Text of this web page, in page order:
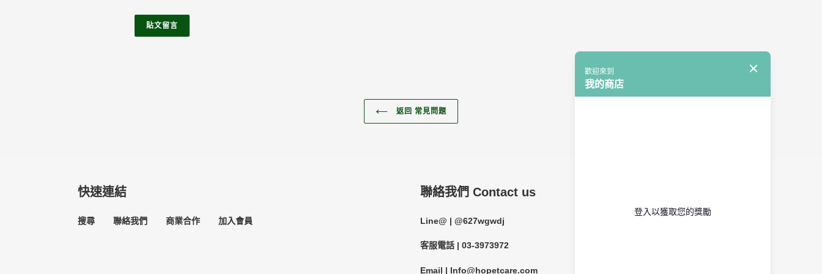
返回 常見問題
快速連結
搜尋 聯絡我們 商業合作 加入會員
聯絡我們 Contact us
Line@ | @627wgwdj
客服電話 | 03-3973972
Email | Info@hopetcare.com